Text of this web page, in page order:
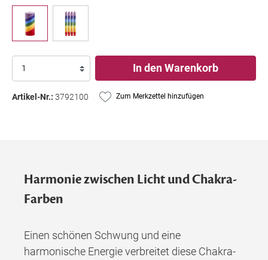
In den Warenkorb
Artikel-Nr.: 3792100 Zum Merkzettel hinzufügen
Harmonie zwischen Licht und Chakra-
Farben
Einen schönen Schwung und eine
harmonische Energie verbreitet diese Chakra-